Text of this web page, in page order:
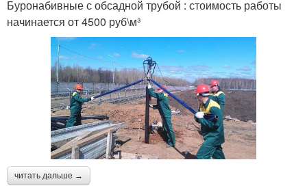
Буронабивные с обсадной трубой : стоимость работы
начинается от 4500 руб\м³
читать дальше →